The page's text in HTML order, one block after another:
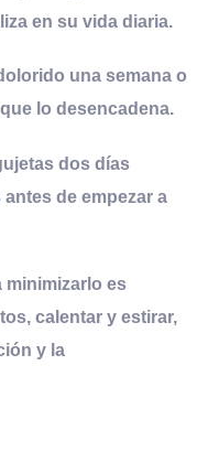
en su vida diaria.
una semana o
lo desencadena.
dos días
de empezar a
minimizarlo es
calentar y estirar,
y la